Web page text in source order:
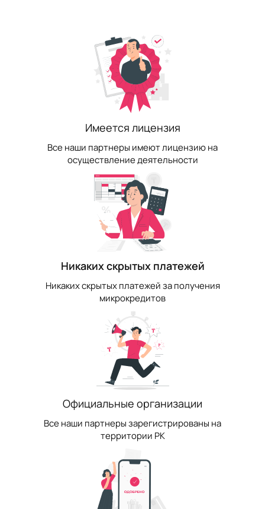
Имеется лицензия
Все наши партнеры имеют лицензию на
осуществление деятельности
Никаких скрытых платежей
Никаких скрытых платежей за получения
микрокредитов
Официальные организации
Все наши партнеры зарегистрированы на
территории РК